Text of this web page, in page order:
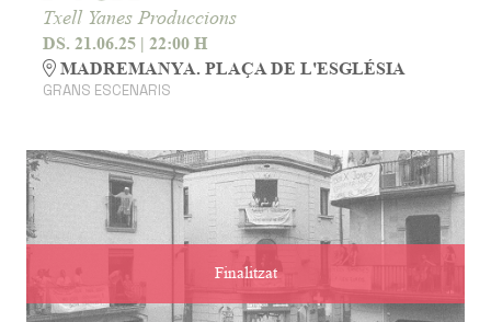
Txell Yanes Produccions
DS. 21.06.25 | 22:00 H
MADREMANYA. PLAÇA DE L'ESGLÉSIA
GRANS ESCENARIS
Finalitzat